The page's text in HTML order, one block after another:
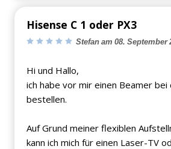
Hisense C 1 oder PX3
Stefan am 08. September
Hi und Hallo,
ich habe vor mir einen Beamer bei
bestellen.
Auf Grund meiner flexiblen
kann ich mich für einen Laser-TV